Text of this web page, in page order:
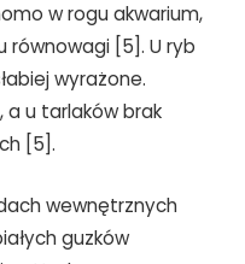
w rogu akwarium,
równowagi [5]. U ryb
wyrażone.
a u tarlaków brak
[5].
wewnętrznych
guzków